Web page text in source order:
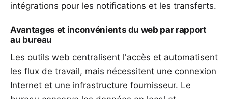
intégrations pour les notifications et les transferts.
Avantages et inconvénients du web par rapport
au bureau
Les outils web centralisent l'accès et automatisent
les flux de travail, mais nécessitent une connexion
Internet et une infrastructure fournisseur. Le